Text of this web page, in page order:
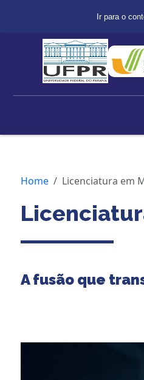
Ir para o
Home Licenciatura em
A fusão que